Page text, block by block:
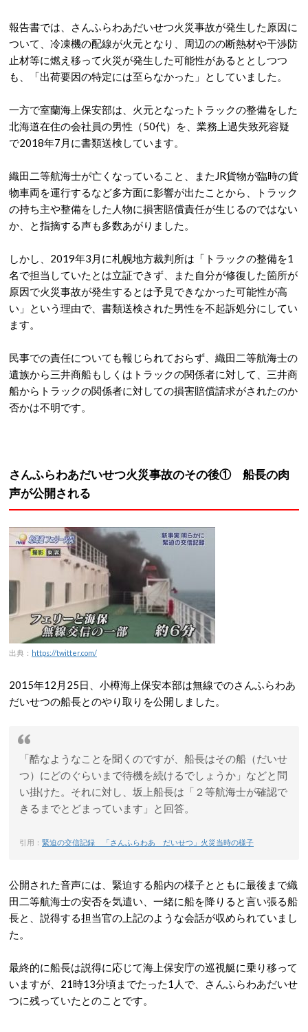
報告書では、さんふらわあだいせつ火災事故が発生した原因に
ついて、冷凍機の配線が火元となり、周辺のの断熱材や干渉防
止材等に燃え移って火災が発生した可能性があるととしつつ
も、「出荷要因の特定には至らなかった」としていました。
一方で室蘭海上保安部は、火元となったトラックの整備をした
北海道在住の会社員の男性（50代）を、業務上過失致死容疑
で2018年7月に書類送検しています。
織田二等航海士が亡くなっていること、またJR貨物が臨時の貨
物車両を運行するなど多方面に影響が出たことから、トラック
の持ち主や整備をした人物に損害賠償責任が生じるのではない
か、と指摘する声も多数あがりました。
しかし、2019年3月に札幌地方裁判所は「トラックの整備を1
名で担当していたとは立証できず、また自分が修復した箇所が
原因で火災事故が発生するとは予見できなかった可能性が高
い」という理由で、書類送検された男性を不起訴処分にしてい
ます。
民事での責任についても報じられておらず、織田二等航海士の
遺族から三井商船もしくはトラックの関係者に対して、三井商
船からトラックの関係者に対しての損害賠償請求がされたのか
否かは不明です。
さんふらわあだいせつ火災事故のその後① 船長の肉
声が公開される
出典： https://twitter.com/
2015年12月25日、小樽海上保安本部は無線でのさんふらわあ
だいせつの船長とのやり取りを公開しました。
「酷なようなことを聞くのですが、船長はその船（だいせ
つ）にどのぐらいまで待機を続けるでしょうか」などと問
い掛けた。それに対し、坂上船長は「２等航海士が確認で
きるまでとどまっています」と回答。
引用： 緊迫の交信記録 「さんふらわあ だいせつ」火災当時の様子
公開された音声には、緊迫する船内の様子とともに最後まで織
田二等航海士の安否を気遣い、一緒に船を降りると言い張る船
長と、説得する担当官の上記のような会話が収められていまし
た。
最終的に船長は説得に応じて海上保安庁の巡視艇に乗り移って
いますが、21時13分頃までたった1人で、さんふらわあだいせ
つに残っていたとのことです。